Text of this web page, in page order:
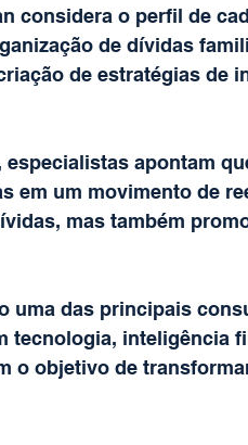
considera o perfil de
de dívidas
de estratégias de
apontam
em um movimento de
mas também
uma das principais
tecnologia, inteligência
o objetivo de